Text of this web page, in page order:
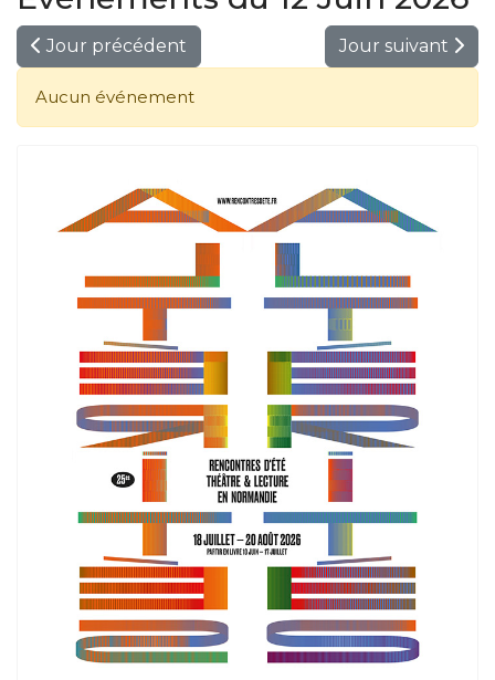
Jour précédent Jour suivant
Aucun événement